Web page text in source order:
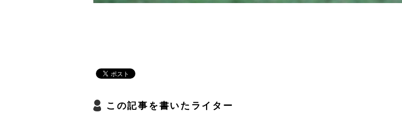
この記事を書いたライター